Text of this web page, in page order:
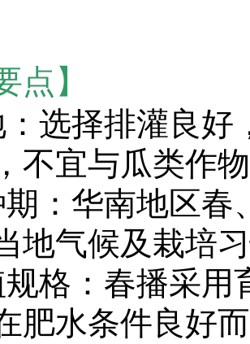
点】
：选择排灌良
不宜与瓜类作
：华南地区
地气候及栽培
规格：春播采
肥水条件良好